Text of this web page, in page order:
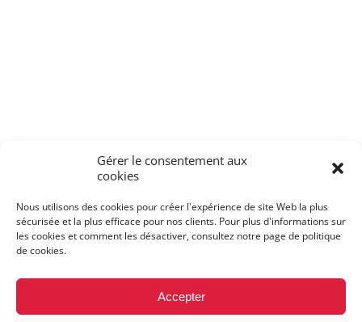
Gérer le consentement aux
cookies
Nous utilisons des cookies pour créer l'expérience de site Web la plus
sécurisée et la plus efficace pour nos clients. Pour plus d'informations sur
les cookies et comment les désactiver, consultez notre page de politique
de cookies.
Accepter